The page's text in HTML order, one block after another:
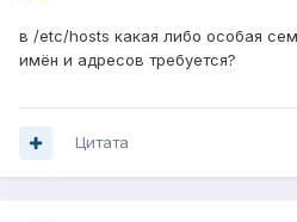
в /etc/hosts какая либо особая
имён и адресов требуется?
Цитата